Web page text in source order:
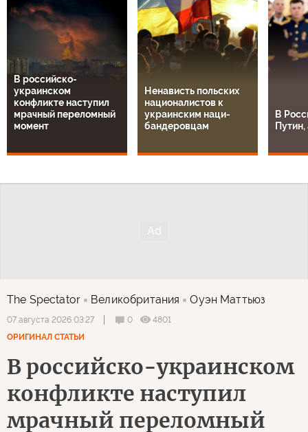
В российско-
украинском
конфликте наступил
мрачный переломный
момент
Ненависть польских
националистов к
украинским наци-
бандеровцам
В
The Spectator Великобритания Оуэн Маттьюз
07 августа 2026 03:27 0
4801
ОРИГИНАЛ СТАТЬИ
В российско-украинском
конфликте наступил
мрачный переломный